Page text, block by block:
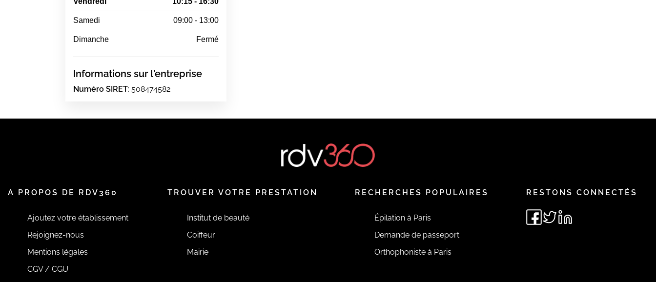
Samedi 09:00 - 13:00
Dimanche Fermé
Informations sur l'entreprise
Numéro SIRET: 508474582
A PROPOS DE RDV360
Ajoutez votre établissement
Rejoignez-nous
Mentions légales
CGV / CGU
TROUVER VOTRE PRESTATION
Institut de beauté
Coiffeur
Mairie
RECHERCHES POPULAIRES
Épilation à Paris
Demande de passeport
Orthophoniste à Paris
RESTONS CONNECTÉS